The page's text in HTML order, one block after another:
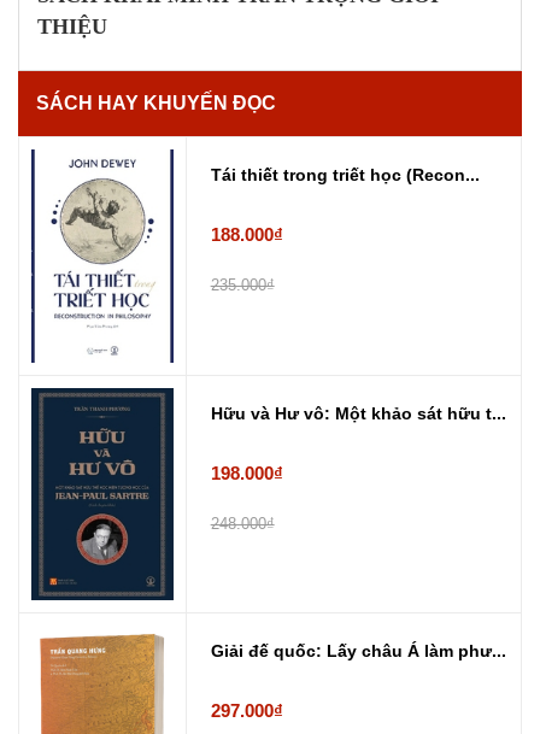
THIỆU
SÁCH HAY KHUYẾN ĐỌC
Tái thiết trong triết học (Recon...
188.000₫
235.000₫
Hữu và Hư vô: Một khảo sát hữu t...
198.000₫
248.000₫
Giải đế quốc: Lấy châu Á làm phư...
297.000₫